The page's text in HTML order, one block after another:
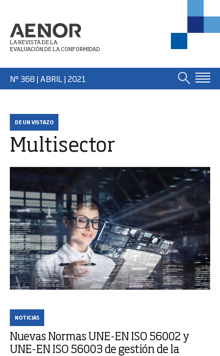
LA REVISTA DE LA
EVALUACIÓN DE LA CONFORMIDAD
Nº 368 | ABRIL| 2021
DE UN VISTAZO
Multisector
NOTICIAS
Nuevas Normas UNE-EN ISO 56002 y
UNE-EN ISO 56003 de gestión de la